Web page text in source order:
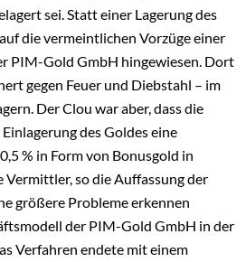
sei. Statt einer Lagerung des
die vermeintlichen Vorzüge einer
PIM-Gold GmbH hingewiesen. Dort
gegen Feuer und Diebstahl – im
Der Clou war aber, dass die
des Goldes eine
% in Form von Bonusgold in
so die Auffassung der
größere Probleme erkennen
der PIM-Gold GmbH in der
Verfahren endete mit einem